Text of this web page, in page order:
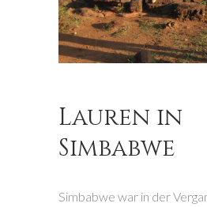
Lauren in
Simbabwe
Simbabwe war in der